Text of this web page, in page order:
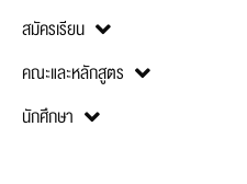
สมัครเรียน
คณะและหลักสูตร
นักศึกษา